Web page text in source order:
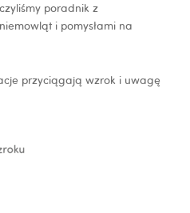
poradnik z
i pomysłami na
przyciągają wzrok i uwagę